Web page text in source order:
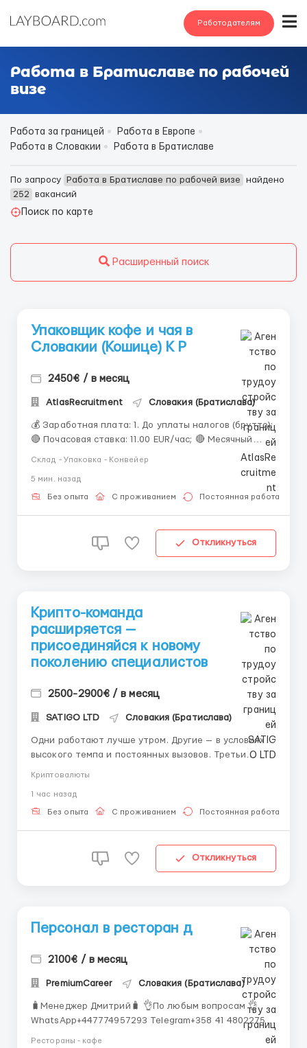
Работодателям
Работа в Братиславе по рабочей
визе
Работа за границей
Работа в Европе
Работа в Словакии
Работа в Братиславе
По запросу Работа в Братиславе по рабочей визе
найдено
252
вакансий
Поиск по карте
Расширенный поиск
Упаковщик кофе и чая в
Словакии (Кошице) К Р
2450€ / в месяц
AtlasRecruitment Словакия (Братислава)
💰 Заработная плата: 1. До уплаты налогов (брутто):
🔴 Почасовая ставка: 11.00 EUR/час; 🔴 Месячный
налогов (нетто): 🟢 Почасовая ставка: 8.80 EUR/час;
🟢 Месячный оклад: 1760 - 2100 EUR/месяц. 🕒
Рабочее время: • График: 5–6 дней в не...
Склад - Упаковка - Конвейер
5 мин. назад
Без опыта С проживанием Постоянная работа
Откликнуться
Крипто-команда
расширяется —
присоединяйся к новому
поколению специалистов
2500-2900€ / в месяц
SATIGO LTD Словакия (Братислава)
Одни работают лучше утром. Другие — в условиях
высокого темпа и постоянных вызовов. Третьи
мы создаём команду из разных людей с разными
сильными сторонами. Объединяет нас одно: мы
Криптовалюты
1 час назад
Без опыта С проживанием Постоянная работа
Откликнуться
Персонал в ресторан д
2100€ / в месяц
PremiumCareer Словакия (Братислава)
🧳Менеджер Дмитрий🧳 👌По любым вопросам 👌
WhatsApp+447774957293 Telegram+358 41 4802275
Рестораны - кафе